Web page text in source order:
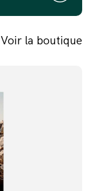
Voir la boutique